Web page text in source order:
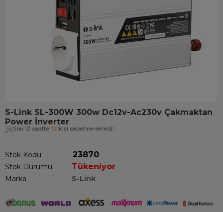
S-Link SL-300W 300w Dc12v-Ac230v Çakmaktan
Power İnverter
Son 12 saatte 12 kişi sepetine ekledi!
Stok Kodu 23870
Stok Durumu : Tükeniyor
Marka : S-Link